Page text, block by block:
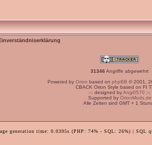
31346 Angriffe abgewehrt
Powered by Orion based on phpBB © 2001,
CBACK Orion Style based on FI
:-: designed byAngi0570 :-:
Supported by OrionMods.de
Alle Zeiten sind GMT + 1
generation time: 0.0395s (PHP: 74% - SQL: 26%) | SQL